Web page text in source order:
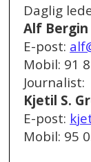
Daglig
Alf Bergin
E-post:
Mobil: 91
Journalist:
Kjetil S.
E-post:
Mobil: 95